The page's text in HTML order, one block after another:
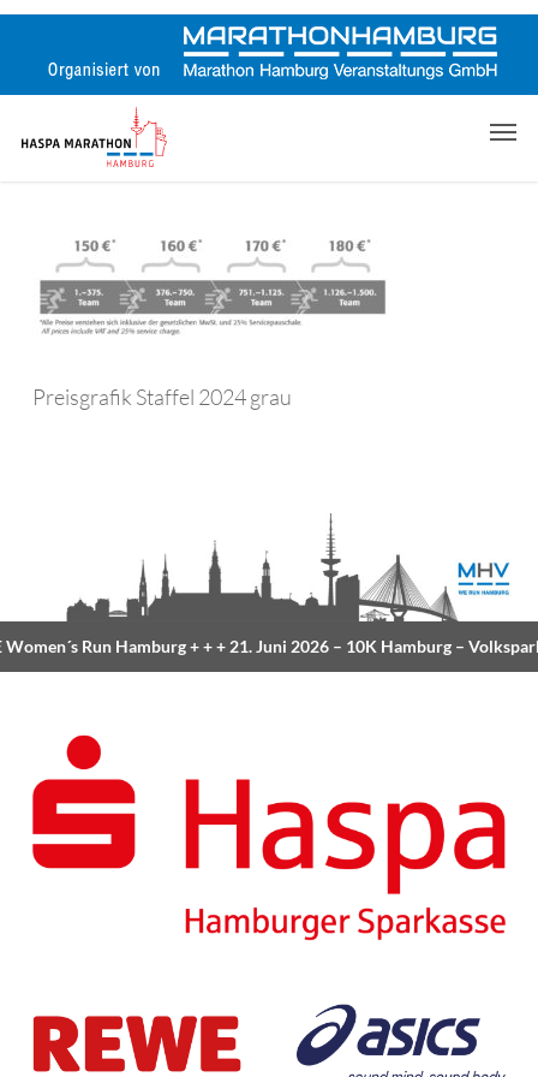
Skip
content
Preisgrafik Staffel 2024 grau
Run Hamburg+ + +21. Juni 2026 –10K Hamburg–